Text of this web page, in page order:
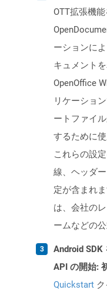
OTT拡張機
ーションに
キュメント
OpenOffice
リケーショ
ートファイ
するために
これらの設
線、ヘッダ
定が含まれ
は、会社の
ームなどの
Android SDK
API の開始:
Quickstart